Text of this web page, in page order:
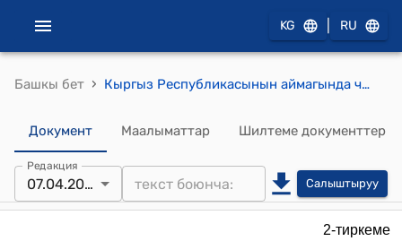
KG RU
Башкы бет › Кыргыз Республикасынын аймагында чет өлкөлүк жарандарды жана жарандыгы жок адамдарды каттоо тартиби (Кыргыз Республикасынын Өкмөтүнүн 2016-жылдын 19-декабрындагы № 689 токтому менен бекитилген)
Документ Маалыматтар Шилтеме документтер
Редакция
07.04.2025 Салыштыруу